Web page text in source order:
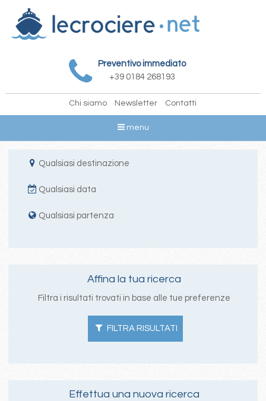
Preventivo immediato
+39 0184 268193
Chi siamo Newsletter Contatti
menu
Qualsiasi destinazione
Qualsiasi data
Qualsiasi partenza
Affina la tua ricerca
Filtra i risultati trovati in base alle tue preferenze
FILTRA RISULTATI
Effettua una nuova ricerca